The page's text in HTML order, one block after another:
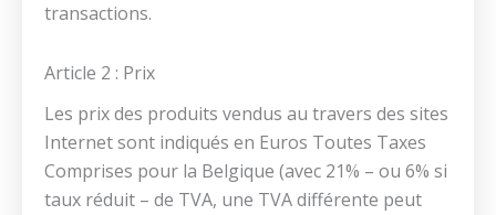
transactions.
Article 2 : Prix
Les prix des produits vendus au travers des sites
Internet sont indiqués en Euros Toutes Taxes
Comprises pour la Belgique (avec 21% – ou 6% si
taux réduit – de TVA, une TVA différente peut